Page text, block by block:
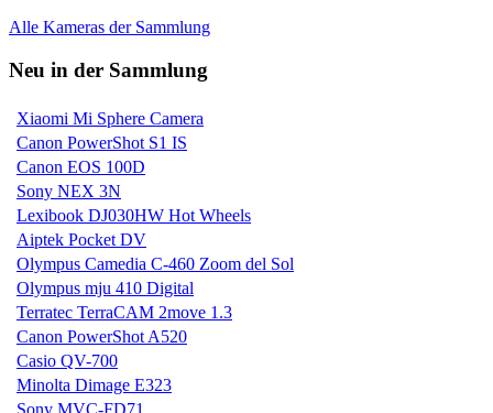
Alle Kameras der Sammlung
Neu in der Sammlung
Xiaomi Mi Sphere Camera
Canon PowerShot S1 IS
Canon EOS 100D
Sony NEX 3N
Lexibook DJ030HW Hot Wheels
Aiptek Pocket DV
Olympus Camedia C-460 Zoom del Sol
Olympus mju 410 Digital
Terratec TerraCAM 2move 1.3
Canon PowerShot A520
Casio QV-700
Minolta Dimage E323
Sony MVC-FD71